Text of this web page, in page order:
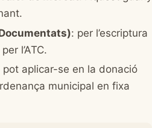
: per l’escriptura
l’ATC.
pot aplicar-se en la donació
municipal en fixa